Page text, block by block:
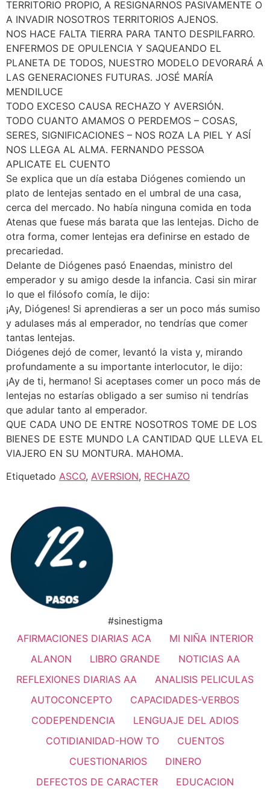
TERRITORIO PROPIO, A RESIGNARNOS PASIVAMENTE O
A INVADIR NOSOTROS TERRITORIOS AJENOS.
NOS HACE FALTA TIERRA PARA TANTO DESPILFARRO.
ENFERMOS DE OPULENCIA Y SAQUEANDO EL
PLANETA DE TODOS, NUESTRO MODELO DEVORARÁ A
LAS GENERACIONES FUTURAS. JOSÉ MARÍA
MENDILUCE
TODO EXCESO CAUSA RECHAZO Y AVERSIÓN.
TODO CUANTO AMAMOS O PERDEMOS – COSAS,
SERES, SIGNIFICACIONES – NOS ROZA LA PIEL Y ASÍ
NOS LLEGA AL ALMA. FERNANDO PESSOA
APLICATE EL CUENTO
Se explica que un día estaba Diógenes comiendo un
plato de lentejas sentado en el umbral de una casa,
cerca del mercado. No había ninguna comida en toda
Atenas que fuese más barata que las lentejas. Dicho de
otra forma, comer lentejas era definirse en estado de
precariedad.
Delante de Diógenes pasó Enaendas, ministro del
emperador y su amigo desde la infancia. Casi sin mirar
lo que el filósofo comía, le dijo:
¡Ay, Diógenes! Si aprendieras a ser un poco más sumiso
y adulases más al emperador, no tendrías que comer
tantas lentejas.
Diógenes dejó de comer, levantó la vista y, mirando
profundamente a su importante interlocutor, le dijo:
¡Ay de ti, hermano! Si aceptases comer un poco más de
lentejas no estarías obligado a ser sumiso ni tendrías
que adular tanto al emperador.
QUE CADA UNO DE ENTRE NOSOTROS TOME DE LOS
BIENES DE ESTE MUNDO LA CANTIDAD QUE LLEVA EL
VIAJERO EN SU MONTURA. MAHOMA.
Etiquetado ASCO, AVERSION, RECHAZO
#sinestigma
AFIRMACIONES DIARIAS ACA
MI NIÑA INTERIOR
ALANON
LIBRO GRANDE
NOTICIAS AA
REFLEXIONES DIARIAS AA
ANALISIS PELICULAS
AUTOCONCEPTO
CAPACIDADES-VERBOS
CODEPENDENCIA
LENGUAJE DEL ADIOS
COTIDIANIDAD-HOW TO
CUENTOS
CUESTIONARIOS
DINERO
DEFECTOS DE CARACTER
EDUCACION